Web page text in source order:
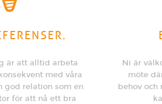
är att alltid arbeta
med våra
god relation som en
för att nå ett bra
Ni är
möte
behov och